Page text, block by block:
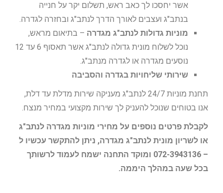
אשר יחסכו לך כאב ראש, תשלום יקר על חנייה
בנתב"ג ועצבים לאורך הדרך לנתב"ג ובחזרה לגדרה.
מוניות גדולות לנתב"ג מגדרה – בתיאום מראש,
נוכל לשלוח מונית גדולה לנתב"ג אשר תאסוף 6 עד 12
נוסעים מגדרה או לגדרה מנתב"ג.
שירותי שליחויות בגדרה והסביבה
תחנת מוניות 24/7 לנתב"ג מעניקה שירות מדלת עד דלת,
אנו בטוחים שנוכל להעניק לך שירות מקצועי במחיר מנצח.
לקבלת פרטים נוספים על מחירי מוניות מגדרה לנתב"ג
או לשריון מונית לנתב"ג מגדרה, ניתן להתקשר עכשיו ל
– 072-3943136 ומוקד התחנה ישמח לעמוד לרשותך
בכל שעה במהלך היממה.